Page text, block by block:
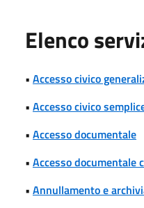
Elenco
• Accesso civico
• Accesso civico
• Accesso documentale
• Accesso documentale
• Annullamento e